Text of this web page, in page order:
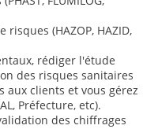
(HAZOP, HAZID,
rédiger l'étude
des risques sanitaires
aux clients et vous gérez
Préfecture, etc).
des chiffrages